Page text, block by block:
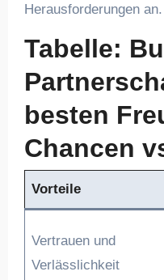
Herausforderungen an.
Tabelle:
besten
Chancen
Vorteile
Vertrauen und
Verlässlichkeit